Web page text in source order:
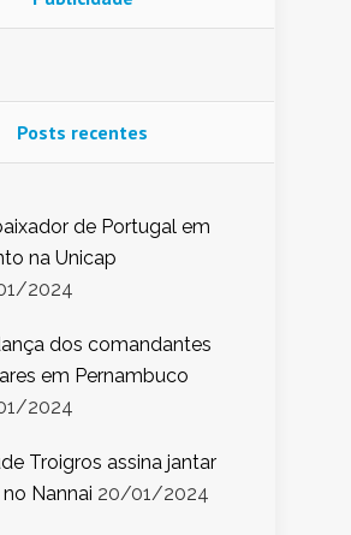
Posts recentes
de Portugal em
na Unicap
2024
dos comandantes
em Pernambuco
2024
Troigros assina jantar
Nannai 20/01/2024